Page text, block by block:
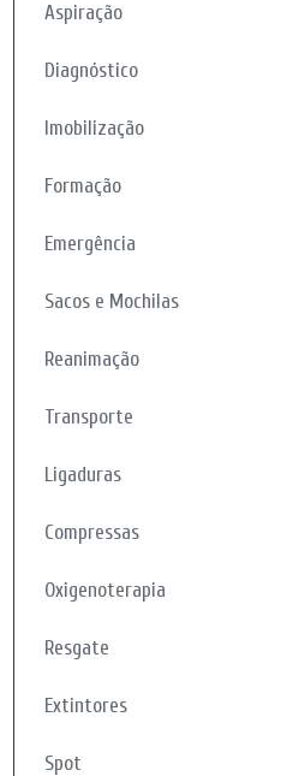
Aspiração
Diagnóstico
Imobilização
Formação
Emergência
Sacos e Mochilas
Reanimação
Transporte
Ligaduras
Compressas
Oxigenoterapia
Resgate
Extintores
Spot